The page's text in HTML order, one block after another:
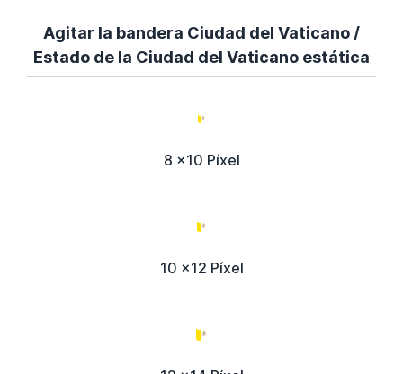
Agitar la bandera Ciudad del Vaticano /
Estado de la Ciudad del Vaticano estática
8 x10 Píxel
10 x12 Píxel